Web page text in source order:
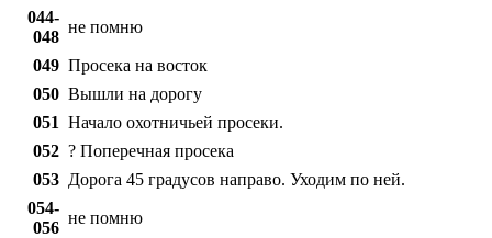
044-
048
не помню
049 Просека на восток
050 Вышли на дорогу
051 Начало охотничьей просеки.
052 ? Поперечная просека
053 Дорога 45 градусов направо. Уходим по ней.
054-
056
не помню